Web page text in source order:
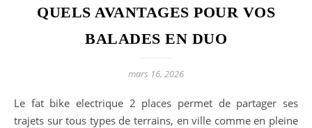
QUELS AVANTAGES POUR VOS
BALADES EN DUO
mars 16, 2026
Le fat bike electrique 2 places permet de partager ses
trajets sur tous types de terrains, en ville comme en pleine